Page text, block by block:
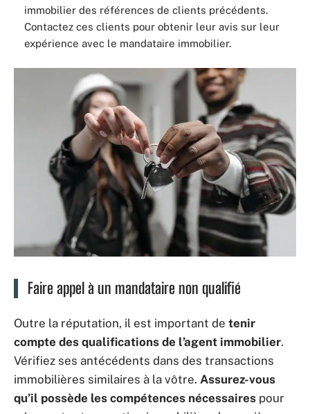
immobilier des références de clients précédents.
Contactez ces clients pour obtenir leur avis sur leur
expérience avec le mandataire immobilier.
Faire appel à un mandataire non qualifié
Outre la réputation, il est important de tenir
compte des qualifications de l’agent immobilier.
Vérifiez ses antécédents dans des transactions
immobilières similaires à la vôtre. Assurez-vous
qu’il possède les compétences nécessaires pour